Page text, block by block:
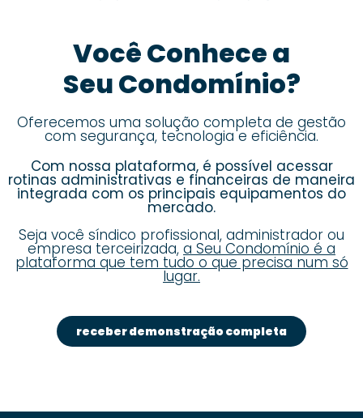
Você Conhece a
Seu Condomínio?
Oferecemos uma solução completa de gestão
com segurança, tecnologia e eficiência.
Com nossa plataforma, é possível acessar
rotinas administrativas e financeiras de maneira
integrada com os principais equipamentos do
mercado.
Seja você síndico profissional, administrador ou
empresa terceirizada, a Seu Condomínio é a
plataforma que tem tudo o que precisa num só
lugar.
receber demonstração completa